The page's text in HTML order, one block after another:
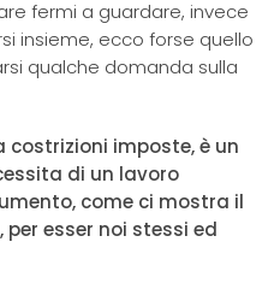
fermi a guardare, invece
insieme, ecco forse quello
qualche domanda sulla
costrizioni imposte, è un
di un lavoro
come ci mostra il
esser noi stessi ed